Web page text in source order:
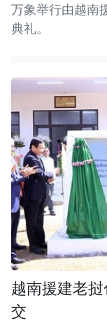
万象举行由越南
典礼。
越南援建老
交